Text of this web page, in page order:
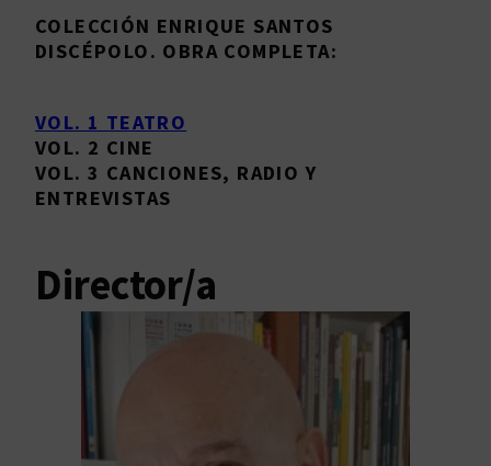
COLECCIÓN ENRIQUE SANTOS
DISCÉPOLO. OBRA COMPLETA:
VOL. 1 TEATRO
VOL. 2 CINE
VOL. 3 CANCIONES, RADIO Y
ENTREVISTAS
Director/a